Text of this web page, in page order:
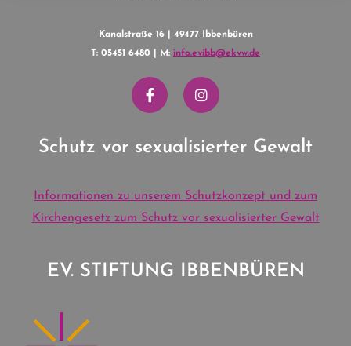
Kanalstraße 16 | 49477 Ibbenbüren
T: 05451 6480 | M: info.evibb@ekvw.de
Schutz vor sexualisierter Gewalt
Informationen zu unserem Schutzkonzept und zum
Kirchengesetz zum Schutz vor sexualisierter Gewalt
EV. STIFTUNG IBBENBÜREN